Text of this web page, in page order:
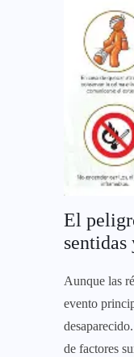
El
Aunque las
evento
de factores